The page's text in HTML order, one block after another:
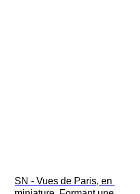
SN - Vues de Paris, en